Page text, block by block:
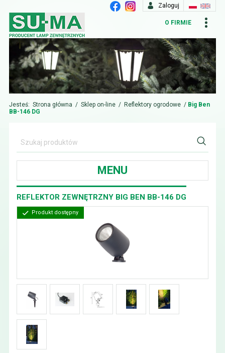
Zaloguj
O FIRMIE
Jesteś: Strona główna / Sklep on-line / Reflektory ogrodowe / Big Ben
BB-146 DG
MENU
REFLEKTOR ZEWNĘTRZNY BIG BEN BB-146 DG
Produkt dostępny